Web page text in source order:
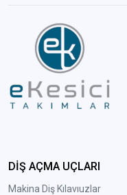
DİŞ AÇMA UÇLARI
Makina Diş Kılavıuzlar